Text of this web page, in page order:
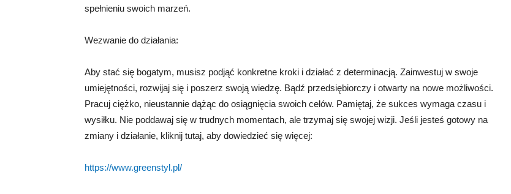
spełnieniu swoich marzeń.
Wezwanie do działania:
Aby stać się bogatym, musisz podjąć konkretne kroki i działać z determinacją. Zainwestuj w swoje
umiejętności, rozwijaj się i poszerz swoją wiedzę. Bądź przedsiębiorczy i otwarty na nowe możliwości.
Pracuj ciężko, nieustannie dążąc do osiągnięcia swoich celów. Pamiętaj, że sukces wymaga czasu i
wysiłku. Nie poddawaj się w trudnych momentach, ale trzymaj się swojej wizji. Jeśli jesteś gotowy na
zmiany i działanie, kliknij tutaj, aby dowiedzieć się więcej:
https://www.greenstyl.pl/